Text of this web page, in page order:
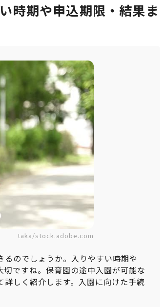
時期や申込期限・結果ま
taka/stock.adobe.com
のでしょうか。入りやすい時期や
ですね。保育園の途中入園が可能な
しく紹介します。入園に向けた手続